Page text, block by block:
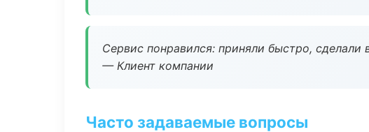
Сервис понравился: приняли быстро, сделали
— Клиент компании
Часто задаваемые вопросы